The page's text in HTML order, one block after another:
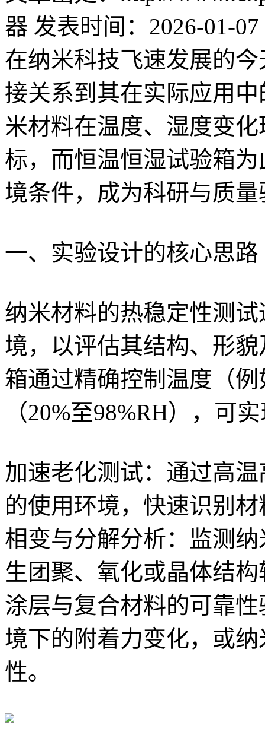
器 发表时间：2026-01-07
在纳米科技飞速发展的
接关系到其在实际应用
米材料在温度、湿度变
标，而恒温恒湿试验箱
境条件，成为科研与质
一、实验设计的核心思路
纳米材料的热稳定性测
境，以评估其结构、形
箱通过精确控制温度（
（20%至98%RH），可
加速老化测试：通过高
的使用环境，快速识别
相变与分解分析：监测
生团聚、氧化或晶体结构
涂层与复合材料的可靠
境下的附着力变化，或
性。